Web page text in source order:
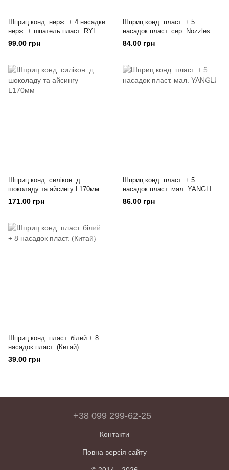
Шприц конд. нерж. + 4 насадки
нерж. + шпатель пласт. RYL
99.00 грн
Шприц конд. пласт. + 5
насадок пласт. сер. Nozzles
84.00 грн
Шприц конд. силікон. д.
шоколаду та айсингу L170мм
171.00 грн
Шприц конд. пласт. + 5
насадок пласт. мал. YANGLI
86.00 грн
Шприц конд. пласт. білий + 8
насадок пласт. (Китай)
39.00 грн
+38 099 299-62-25
Контакти
Повна версія сайту